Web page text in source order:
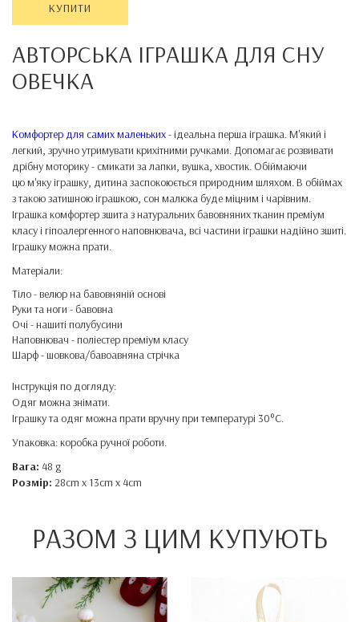
КУПИТИ
АВТОРСЬКА ІГРАШКА ДЛЯ СНУ
ОВЕЧКА
Комфортер для самих маленьких- ідеальна перша іграшка. М'який і
легкий, зручно утримувати крихітними ручками. Допомагає розвивати
дрібну моторику - смикати за лапки, вушка, хвостик. Обіймаючи
цю м'яку іграшку, дитина заспокоюється природним шляхом. В обіймах
з такою затишною іграшкою, сон малюка буде міцним і чарівним.
Іграшка комфортер зшита з натуральних бавовняних тканин преміум
класу і гіпоалергенного наповнювача, всі частини іграшки надійно зшиті.
Іграшку можна прати.
Матеріали:
Тіло - велюр на бавовняній основі
Руки та ноги - бавовна
Очі - нашиті полубусини
Наповнювач - поліестер преміум класу
Шарф - шовкова/бавоавняна стрічка
Інструкція по догляду:
Одяг можна знімати.
Іграшку та одяг можна прати вручну при температурі 30°C.
Упаковка: коробка ручної роботи.
Вага: 48 g
Розмір: 28cm x 13cm x 4cm
РАЗОМ З ЦИМ КУПУЮТЬ